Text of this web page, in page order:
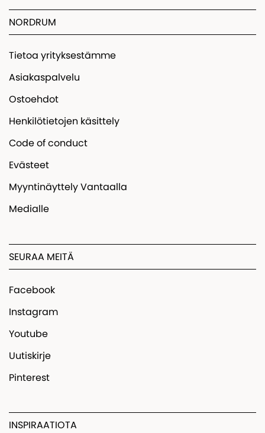
NORDRUM
Tietoa yrityksestämme
Asiakaspalvelu
Ostoehdot
Henkilötietojen käsittely
Code of conduct
Evästeet
Myyntinäyttely Vantaalla
Medialle
SEURAA MEITÄ
Facebook
Instagram
Youtube
Uutiskirje
Pinterest
INSPIRAATIOTA